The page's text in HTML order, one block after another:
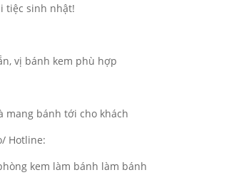
tiệc sinh nhật!
vị bánh kem phù hợp
mang bánh tới cho khách
Hotline:
kem làm bánh làm bánh